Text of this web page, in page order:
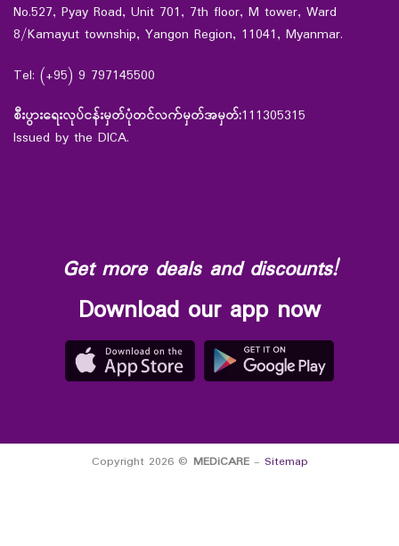
No.527, Pyay Road, Unit 701, 7th floor, M tower, Ward
8/Kamayut township, Yangon Region, 11041, Myanmar.
Tel: (+95) 9 797145500
စီးပွားရေးလုပ်ငန်းမှတ်ပုံတင်လက်မှတ်အမှတ်:111305315
Issued by the DICA.
Get more deals and discounts!
Download our app now
Copyright 2026 © MEDiCARE- Sitemap